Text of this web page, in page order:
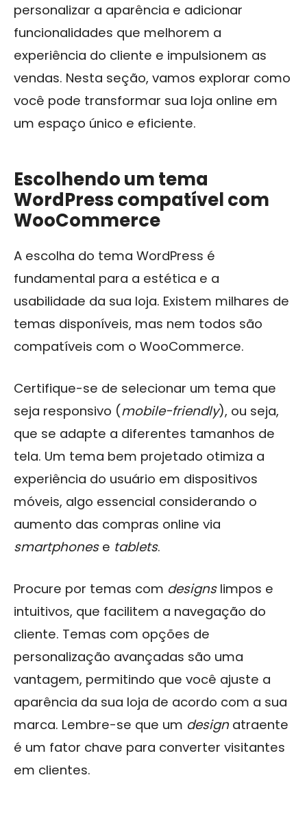
personalizar a aparência e adicionar
funcionalidades que melhorem a
experiência do cliente e impulsionem as
vendas. Nesta seção, vamos explorar como
você pode transformar sua loja online em
um espaço único e eficiente.
Escolhendo um tema
WordPress compatível com
WooCommerce
A escolha do tema WordPress é
fundamental para a estética e a
usabilidade da sua loja. Existem milhares de
temas disponíveis, mas nem todos são
compatíveis com o WooCommerce.
Certifique-se de selecionar um tema que
seja responsivo (mobile-friendly), ou seja,
que se adapte a diferentes tamanhos de
tela. Um tema bem projetado otimiza a
experiência do usuário em dispositivos
móveis, algo essencial considerando o
aumento das compras online via
smartphonese tablets.
Procure por temas com designslimpos e
intuitivos, que facilitem a navegação do
cliente. Temas com opções de
personalização avançadas são uma
vantagem, permitindo que você ajuste a
aparência da sua loja de acordo com a sua
marca. Lembre-se que um designatraente
é um fator chave para converter visitantes
em clientes.